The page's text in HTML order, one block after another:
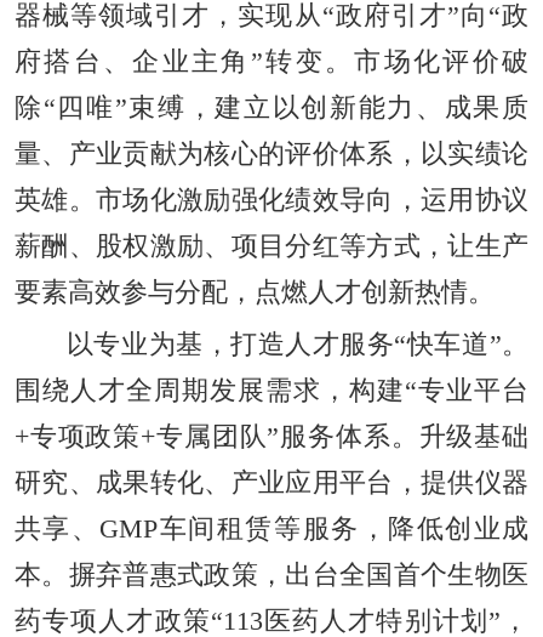
器械等领域引才，实现从“政府引才”向“政
府搭台、企业主角”转变。市场化评价破
除“四唯”束缚，建立以创新能力、成果质
量、产业贡献为核心的评价体系，以实绩论
英雄。市场化激励强化绩效导向，运用协议
薪酬、股权激励、项目分红等方式，让生产
要素高效参与分配，点燃人才创新热情。
以专业为基，打造人才服务“快车道”。
围绕人才全周期发展需求，构建“专业平台
+专项政策+专属团队”服务体系。升级基础
研究、成果转化、产业应用平台，提供仪器
共享、GMP车间租赁等服务，降低创业成
本。摒弃普惠式政策，出台全国首个生物医
药专项人才政策“113医药人才特别计划”，